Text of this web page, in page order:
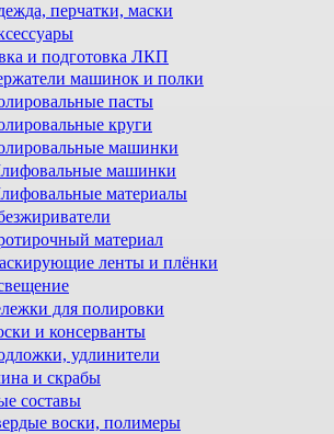
перчатки, маски
и подготовка ЛКП
машинок и полки
пасты
круги
машинки
машинки
материалы
материал
ленты и плёнки
для полировки
и консерванты
удлинители
и скрабы
составы
воски, полимеры